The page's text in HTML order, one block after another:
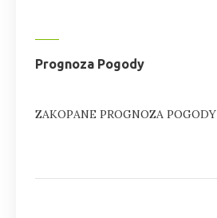
Prognoza Pogody
ZAKOPANE PROGNOZA POGODY